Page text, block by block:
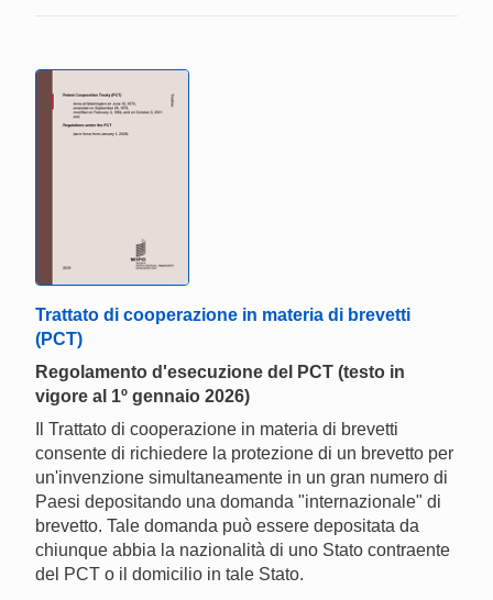
Trattato di cooperazione in materia di brevetti
(PCT)
Regolamento d'esecuzione del PCT (testo in
vigore al 1º gennaio 2026)
Il Trattato di cooperazione in materia di brevetti
consente di richiedere la protezione di un brevetto per
un'invenzione simultaneamente in un gran numero di
Paesi depositando una domanda "internazionale" di
brevetto. Tale domanda può essere depositata da
chiunque abbia la nazionalità di uno Stato contraente
del PCT o il domicilio in tale Stato.